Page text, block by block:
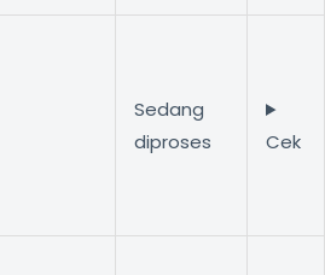
Sedang
diproses
Cek